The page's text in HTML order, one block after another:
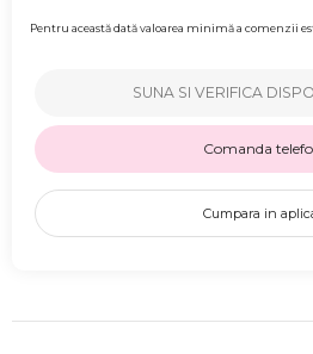
Pentru această dată valoarea minimă a comenzii
SUNA SI VERIFICA
Comanda
Cumpara in